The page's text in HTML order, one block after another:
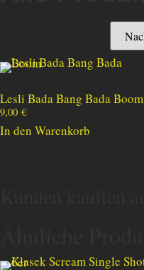
Lesli Bada Bang Bada Boom
9,00 €
In den Warenkorb